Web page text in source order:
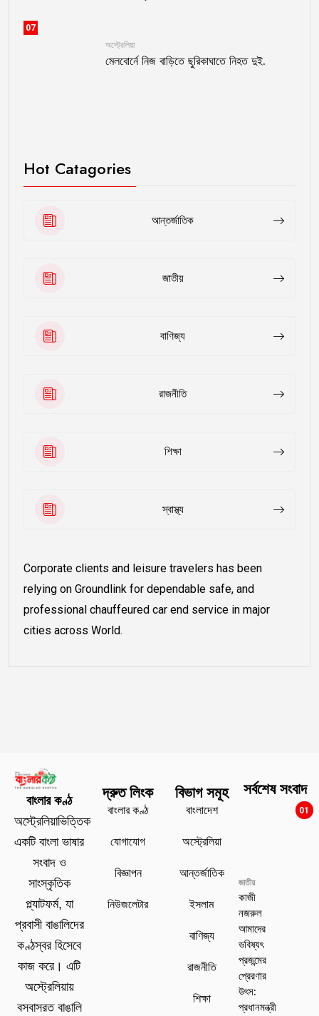
07
অস্ট্রেলিয়া
মেলবোর্নে নিজ বাড়িতে ছুরিকাঘাতে নিহত দুই.
Hot Catagories
আন্তর্জাতিক
জাতীয়
বাণিজ্য
রাজনীতি
শিক্ষা
স্বাস্থ্য
Corporate clients and leisure travelers has been
relying on Groundlink for dependable safe, and
professional chauffeured car end service in major
cities across World.
বাংলার কণ্ঠ
অস্ট্রেলিয়াভিত্তিক
একটি বাংলা ভাষার
সংবাদ ও
সাংস্কৃতিক
প্ল্যাটফর্ম, যা
প্রবাসী বাঙালিদের
কণ্ঠস্বর হিসেবে
কাজ করে। এটি
অস্ট্রেলিয়ায়
বসবাসরত বাঙালি
দ্রুত লিংক
বাংলার কণ্ঠ
যোগাযোগ
বিজ্ঞাপন
নিউজলেটার
বিভাগ সমূহ
বাংলাদেশ
অস্ট্রেলিয়া
আন্তর্জাতিক
ইসলাম
বাণিজ্য
রাজনীতি
শিক্ষা
সর্বশেষ সংবাদ
01
জাতীয়
কাজী
নজরুল
আমাদের
ভবিষ্যৎ
প্রজন্মের
প্রেরণার
উৎস:
প্রধানমন্ত্রী